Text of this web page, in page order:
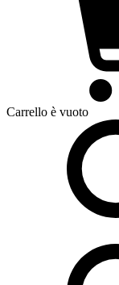
Carrello è vuoto